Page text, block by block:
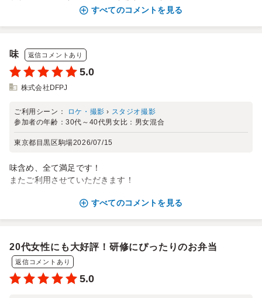
すべてのコメントを見る
味 返信コメントあり
5.0
株式会社DFPJ
ご利用シーン： ロケ・撮影 › スタジオ撮影
参加者の年齢：30代～40代男女比： 男女混合
東京都目黒区駒場2026/07/15
味含め、全て満足です！
またご利用させていただきます！
すべてのコメントを見る
20代女性にも大好評！研修にぴったりのお弁当
返信コメントあり
5.0